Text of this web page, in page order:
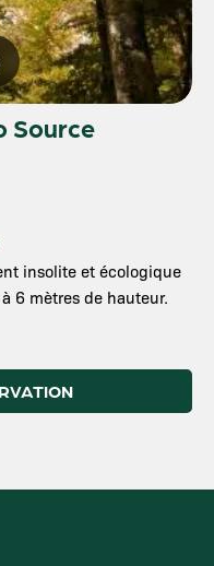
Source
insolite et écologique
6 mètres de hauteur.